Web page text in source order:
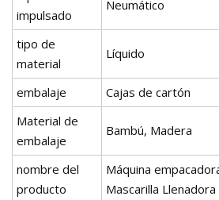
impulsado
Neumático
tipo de
material
Líquido
embalaje
Cajas de cartón
Material de
embalaje
Bambú, Madera
nombre del
producto
Máquina
Mascarilla Llenadora